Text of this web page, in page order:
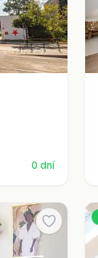
0 dní